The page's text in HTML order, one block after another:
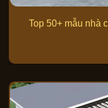
Top 50+ mẫu nhà